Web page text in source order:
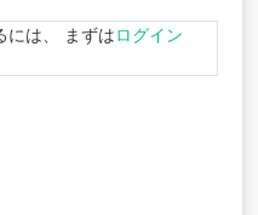
には、 まずはログイン